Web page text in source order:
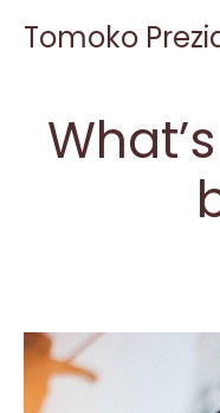
Tomoko